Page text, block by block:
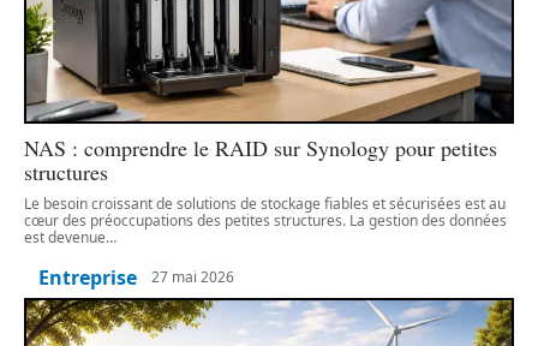
NAS : comprendre le RAID sur Synology pour petites
structures
Le besoin croissant de solutions de stockage fiables et sécurisées est au
cœur des préoccupations des petites structures. La gestion des données
est devenue…
Entreprise 27 mai 2026